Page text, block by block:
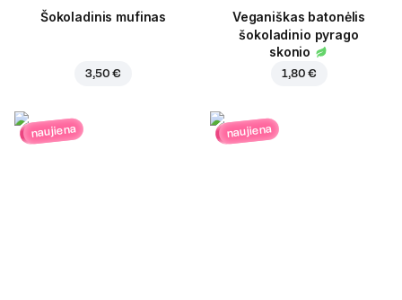
Šokoladinis mufinas
3,50 €
Veganiškas batonėlis
šokoladinio pyrago
skonio
1,80 €
naujiena naujiena